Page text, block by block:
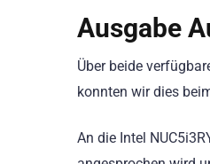
Ausgabe
Über beide
konnten wir dies
An die Intel